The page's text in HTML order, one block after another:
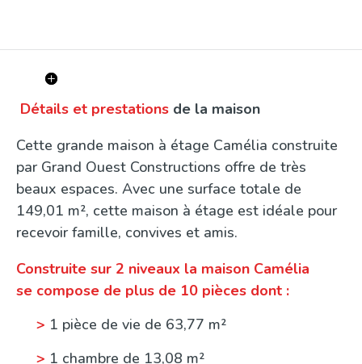
Détails et prestations de la maison
Cette grande maison à étage Camélia construite
par Grand Ouest Constructions offre de très
beaux espaces. Avec une surface totale de
149,01 m², cette maison à étage est idéale pour
recevoir famille, convives et amis.
Construite sur 2 niveaux la maison Camélia
se compose de plus de 10 pièces dont :
> 1 pièce de vie de 63,77 m²
> 1 chambre de 13,08 m²